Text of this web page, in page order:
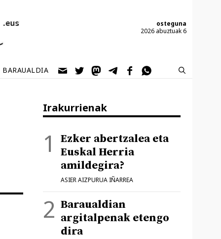
osteguna
2026 abuztuak 6
BARAUALDIA
Irakurrienak
Ezker abertzalea eta
Euskal Herria
amildegira?
ASIER AIZPURUA IÑARREA
Baraualdian
argitalpenak etengo
dira